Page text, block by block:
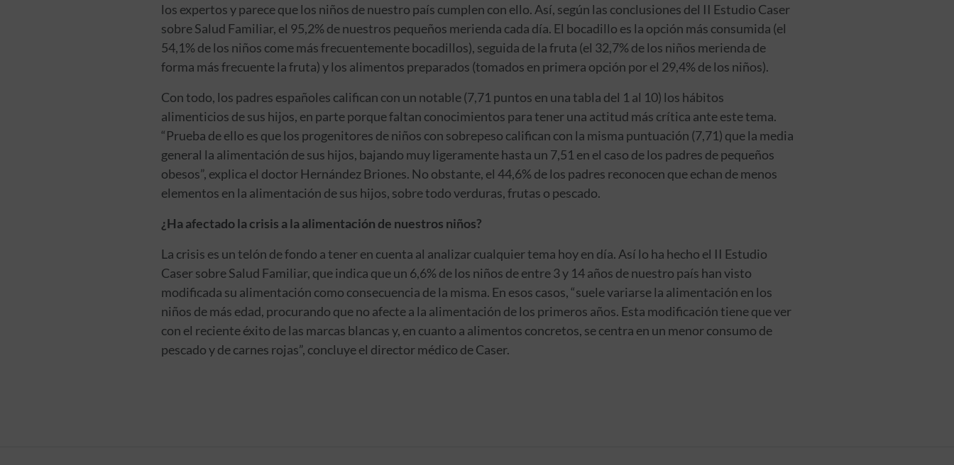
los expertos y parece que los niños de nuestro país cumplen con ello. Así, según las conclusiones del II Estudio Caser
sobre Salud Familiar, el 95,2% de nuestros pequeños merienda cada día. El bocadillo es la opción más consumida (el
54,1% de los niños come más frecuentemente bocadillos), seguida de la fruta (el 32,7% de los niños merienda de
forma más frecuente la fruta) y los alimentos preparados (tomados en primera opción por el 29,4% de los niños).
Con todo, los padres españoles califican con un notable (7,71 puntos en una tabla del 1 al 10) los hábitos
alimenticios de sus hijos, en parte porque faltan conocimientos para tener una actitud más crítica ante este tema.
“Prueba de ello es que los progenitores de niños con sobrepeso califican con la misma puntuación (7,71) que la media
general la alimentación de sus hijos, bajando muy ligeramente hasta un 7,51 en el caso de los padres de pequeños
obesos”, explica el doctor Hernández Briones. No obstante, el 44,6% de los padres reconocen que echan de menos
elementos en la alimentación de sus hijos, sobre todo verduras, frutas o pescado.
¿Ha afectado la crisis a la alimentación de nuestros niños?
La crisis es un telón de fondo a tener en cuenta al analizar cualquier tema hoy en día. Así lo ha hecho el II Estudio
Caser sobre Salud Familiar, que indica que un 6,6% de los niños de entre 3 y 14 años de nuestro país han visto
modificada su alimentación como consecuencia de la misma. En esos casos, “suele variarse la alimentación en los
niños de más edad, procurando que no afecte a la alimentación de los primeros años. Esta modificación tiene que ver
con el reciente éxito de las marcas blancas y, en cuanto a alimentos concretos, se centra en un menor consumo de
pescado y de carnes rojas”, concluye el director médico de Caser.